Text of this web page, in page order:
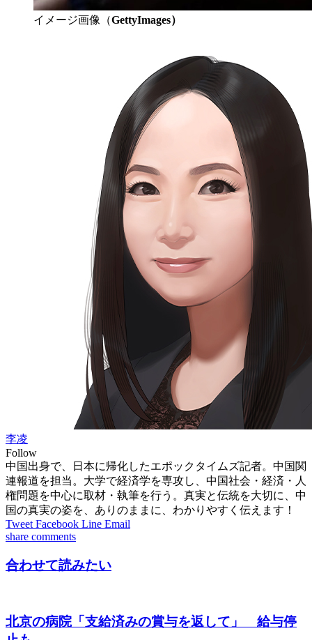
イメージ画像（GettyImages）
李凌
Follow
中国出身で、日本に帰化したエポックタイムズ記者。中国関
連報道を担当。大学で経済学を専攻し、中国社会・経済・人
権問題を中心に取材・執筆を行う。真実と伝統を大切に、中
国の真実の姿を、ありのままに、わかりやすく伝えます！
Tweet Facebook Line Email
share comments
合わせて読みたい
北京の病院「支給済みの賞与を返して」 給与停